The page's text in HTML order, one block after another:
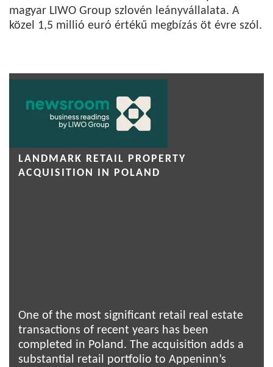
magyar LIWO Group szlovén leányvállalata. A
közel 1,5 millió euró értékű megbízás öt évre szól.
LANDMARK RETAIL PROPERTY
ACQUISITION IN POLAND
One of the most significant retail real estate
transactions of recent years has been
completed in Poland. The acquisition adds a
substantial retail portfolio to Appeninn’s